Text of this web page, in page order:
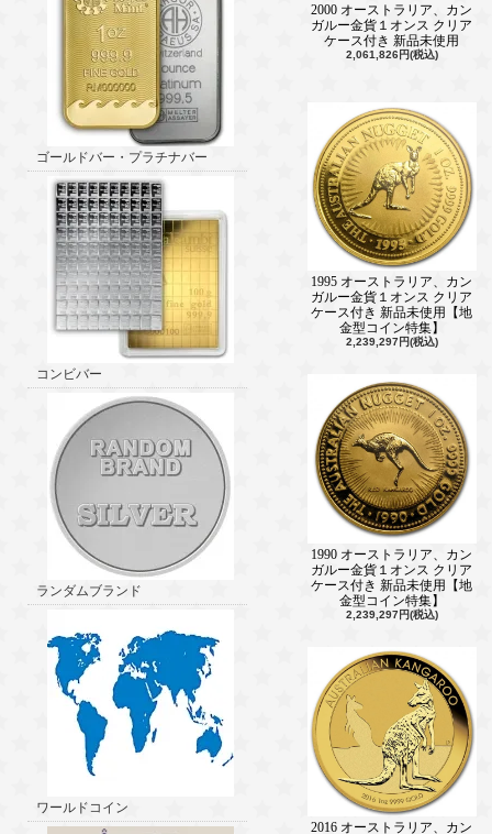
ゴールドバー・プラチナバー
コンビバー
ランダムブランド
ワールドコイン
2000 オーストラリア、カン
ガルー金貨１オンス クリア
ケース付き 新品未使用
2,061,826円(税込)
1995 オーストラリア、カン
ガルー金貨１オンス クリア
ケース付き 新品未使用【地
金型コイン特集】
2,239,297円(税込)
1990 オーストラリア、カン
ガルー金貨１オンス クリア
ケース付き 新品未使用【地
金型コイン特集】
2,239,297円(税込)
2016 オーストラリア、カン